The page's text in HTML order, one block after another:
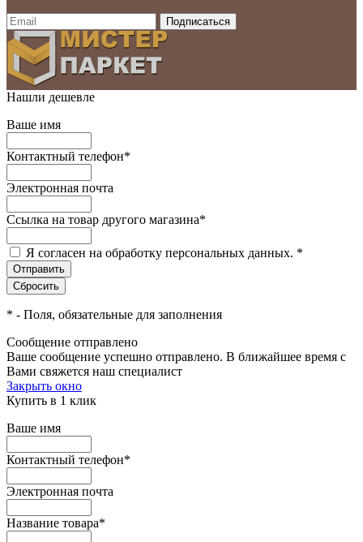
Нашли дешевле
Ваше имя
Контактный телефон*
Электронная почта
Ссылка на товар другого магазина*
Я согласен на обработку персональных данных. *
* - Поля, обязательные для заполнения
Сообщение отправлено
Ваше сообщение успешно отправлено. В ближайшее время с
Вами свяжется наш специалист
Закрыть окно
Купить в 1 клик
Ваше имя
Контактный телефон*
Электронная почта
Название товара*